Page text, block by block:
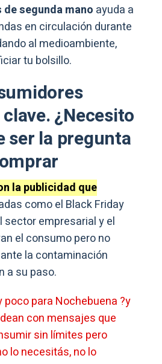
de segunda mano ayuda a
en circulación durante
al medioambiente,
tu bolsillo.
¿Necesito
ser la pregunta
la publicidad que
como el Black Friday
sector empresarial y el
el consumo pero no
la contaminación
a su paso.
poco para Nochebuena ?y
con mensajes que
sin límites pero
lo necesitás, no lo